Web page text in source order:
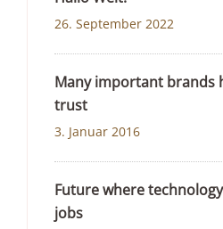
26. September 2022
Many important brands
trust
3. Januar 2016
Future where
jobs